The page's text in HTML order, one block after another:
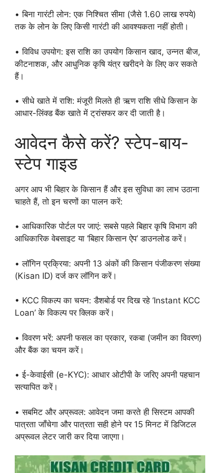
• बिना गारंटी लोन: एक निश्चित सीमा (जैसे 1.60 लाख रुपये)
तक के लोन के लिए किसी गारंटी की आवश्यकता नहीं होती।
• विविध उपयोग: इस राशि का उपयोग किसान खाद, उन्नत बीज,
कीटनाशक, और आधुनिक कृषि यंत्र खरीदने के लिए कर सकते
हैं।
• सीधे खाते में राशि: मंजूरी मिलते ही ऋण राशि सीधे किसान के
आधार-लिंक्ड बैंक खाते में ट्रांसफर कर दी जाती है।
आवेदन कैसे करें? स्टेप-बाय-
स्टेप गाइड
अगर आप भी बिहार के किसान हैं और इस सुविधा का लाभ उठाना
चाहते हैं, तो इन चरणों का पालन करें:
• आधिकारिक पोर्टल पर जाएं: सबसे पहले बिहार कृषि विभाग की
आधिकारिक वेबसाइट या ‘बिहार किसान ऐप’ डाउनलोड करें।
• लॉगिन प्रक्रिया: अपनी 13 अंकों की किसान पंजीकरण संख्या
(Kisan ID) दर्ज कर लॉगिन करें।
• KCC विकल्प का चयन: डैशबोर्ड पर दिख रहे ‘Instant KCC
Loan’ के विकल्प पर क्लिक करें।
• विवरण भरें: अपनी फसल का प्रकार, रकबा (जमीन का विवरण)
और बैंक का चयन करें।
• ई-केवाईसी (e-KYC): आधार ओटीपी के जरिए अपनी पहचान
सत्यापित करें।
• सबमिट और अप्रूवल: आवेदन जमा करते ही सिस्टम आपकी
पात्रता जाँचेगा और पात्रता सही होने पर 15 मिनट में डिजिटल
अप्रूवल लेटर जारी कर दिया जाएगा।